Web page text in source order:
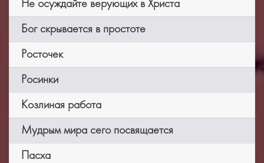
Не осуждайте верующих в Христа
Бог скрывается в простоте
Росточек
Росинки
Козлиная работа
Мудрым мира сего посвящается
Пасха